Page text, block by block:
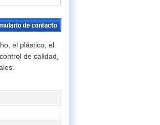
el plástico, el
de calidad,